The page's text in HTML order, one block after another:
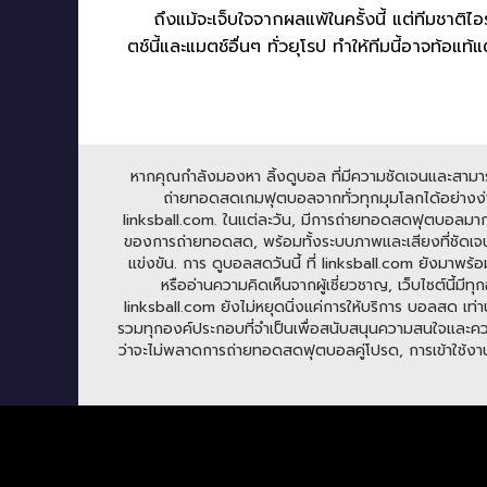
ถึงแม้จะเจ็บใจจากผลแพ้ในครั้งนี้ แต่ทีมชาติไ
ตช์นี้และแมตช์อื่นๆ ทั่วยุโรป ทำให้ทีมนี้อาจท้อแท้
หากคุณกำลังมองหา ลิ้งดูบอล ที่มีความชัดเจนและสาม
ถ่ายทอดสดเกมฟุตบอลจากทั่วทุกมุมโลกได้อย่างง่
linksball.com. ในแต่ละวัน, มีการถ่ายทอดสดฟุตบอลม
ของการถ่ายทอดสด, พร้อมทั้งระบบภาพและเสียงที่ชัดเ
แข่งขัน. การ ดูบอลสดวันนี้ ที่ linksball.com ยังมาพร้
หรืออ่านความคิดเห็นจากผู้เชี่ยวชาญ, เว็บไซต์นี้
linksball.com ยังไม่หยุดนิ่งแค่การให้บริการ บอลสด เท่
รวมทุกองค์ประกอบที่จำเป็นเพื่อสนับสนุนความสนใจแล
ว่าจะไม่พลาดการถ่ายทอดสดฟุตบอลคู่โปรด, การเข้าใ